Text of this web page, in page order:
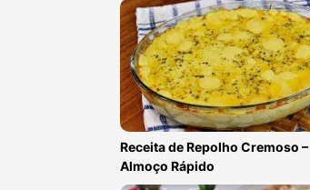
Receita de Repolho Cremoso –
Almoço Rápido